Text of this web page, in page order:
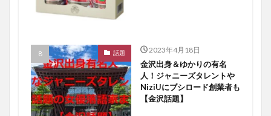
話題 2023年4月18日
金沢出身＆ゆかりの有名
人！ジャニーズタレントや
NiziUにブシロード創業者も
【金沢話題】